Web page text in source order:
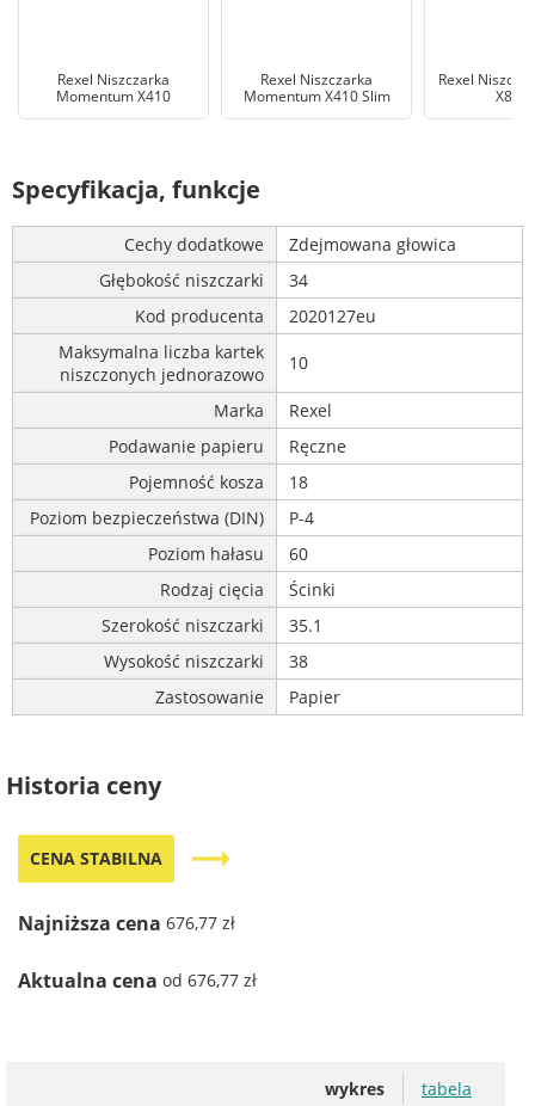
Rexel Niszczarka
Momentum X410
Rexel Niszczarka
Momentum X410 Slim
Rexel
X8
Specyfikacja, funkcje
Cechy dodatkowe
Zdejmowana głowica
Głębokość niszczarki
34
Kod producenta
2020127eu
Maksymalna liczba kartek
niszczonych jednorazowo
10
Marka
Rexel
Podawanie papieru
Ręczne
Pojemność kosza
18
Poziom bezpieczeństwa (DIN)
P-4
Poziom hałasu
60
Rodzaj cięcia
Ścinki
Szerokość niszczarki
35.1
Wysokość niszczarki
38
Zastosowanie
Papier
Historia ceny
CENA STABILNA trending_flat
Najniższa cena 676,77 zł
Aktualna cena od 676,77 zł
wykres tabela